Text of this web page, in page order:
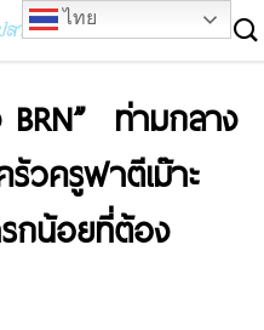
BRN” ท่ามกลาง
วครูฟาตีเม๊าะ
รกน้อยที่ต้อง
ไทย